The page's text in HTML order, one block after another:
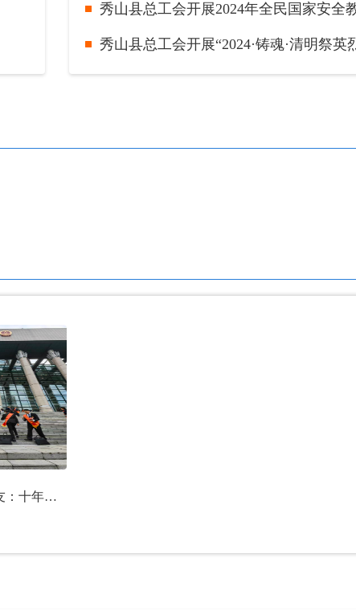
秀山县总工会开展2024年全民国家安全
秀山县总工会开展“2024·铸魂·清明祭英
【劳模风采】田景友：十年深耕大山物流 匠心铺就乡村振兴通途